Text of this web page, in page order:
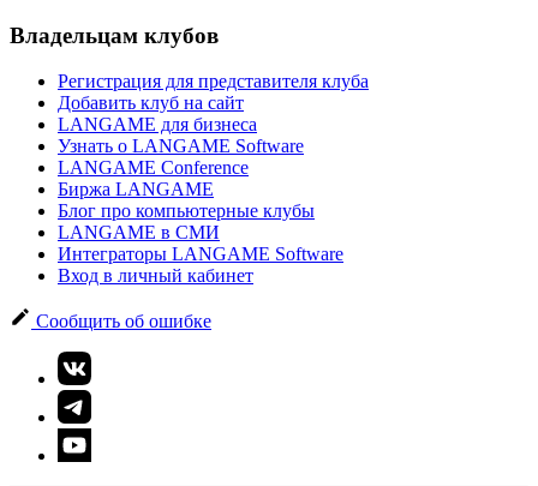
Владельцам клубов
Регистрация для представителя клуба
Добавить клуб на сайт
LANGAME для бизнеса
Узнать о LANGAME Software
LANGAME Conference
Биржа LANGAME
Блог про компьютерные клубы
LANGAME в СМИ
Интеграторы LANGAME Software
Вход в личный кабинет
Сообщить об ошибке